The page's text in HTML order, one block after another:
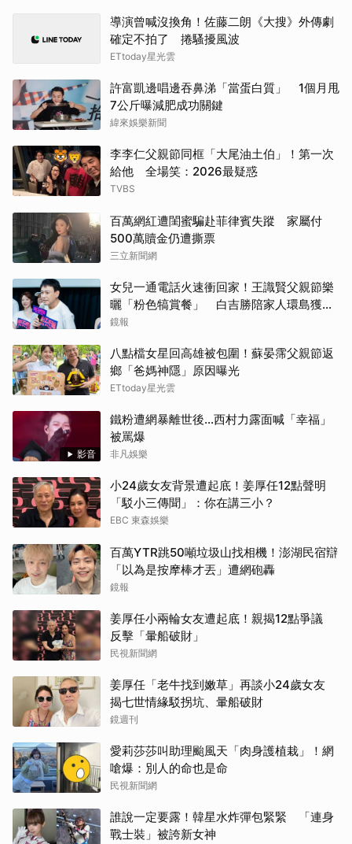
導演曾喊沒換角！佐藤二朗《大搜》外傳劇
確定不拍了 捲騷擾風波
ETtoday星光雲
許富凱邊唱邊吞鼻涕「當蛋白質」 1個月甩
7公斤曝減肥成功關鍵
緯來娛樂新聞
李李仁父親節同框「大尾油土伯」！第一次
給他 全場笑：2026最疑惑
TVBS
百萬網紅遭閨蜜騙赴菲律賓失蹤 家屬付
500萬贖金仍遭撕票
三立新聞網
女兒一通電話火速衝回家！王識賢父親節樂
曬「粉色犒賞餐」 白吉勝陪家人環島獲封
「最狂老爸」
鏡報
八點檔女星回高雄被包圍！蘇晏霈父親節返
鄉「爸媽神隱」原因曝光
ETtoday星光雲
影音
鐵粉遭網暴離世後...西村力露面喊「幸福」
被罵爆
非凡娛樂
小24歲女友背景遭起底！姜厚任12點聲明
「駁小三傳聞」：你在講三小？
EBC 東森娛樂
百萬YTR跳50噸垃圾山找相機！澎湖民宿辯
「以為是按摩棒才丟」遭網砲轟
鏡報
姜厚任小兩輪女友遭起底！親揭12點爭議
反擊「暈船破財」
民視新聞網
姜厚任「老牛找到嫩草」再談小24歲女友
揭七世情緣駁拐坑、暈船破財
鏡週刊
愛莉莎莎叫助理颱風天「肉身護植栽」！網
嗆爆：別人的命也是命
民視新聞網
誰說一定要露！韓星水炸彈包緊緊 「連身
戰士裝」被誇新女神